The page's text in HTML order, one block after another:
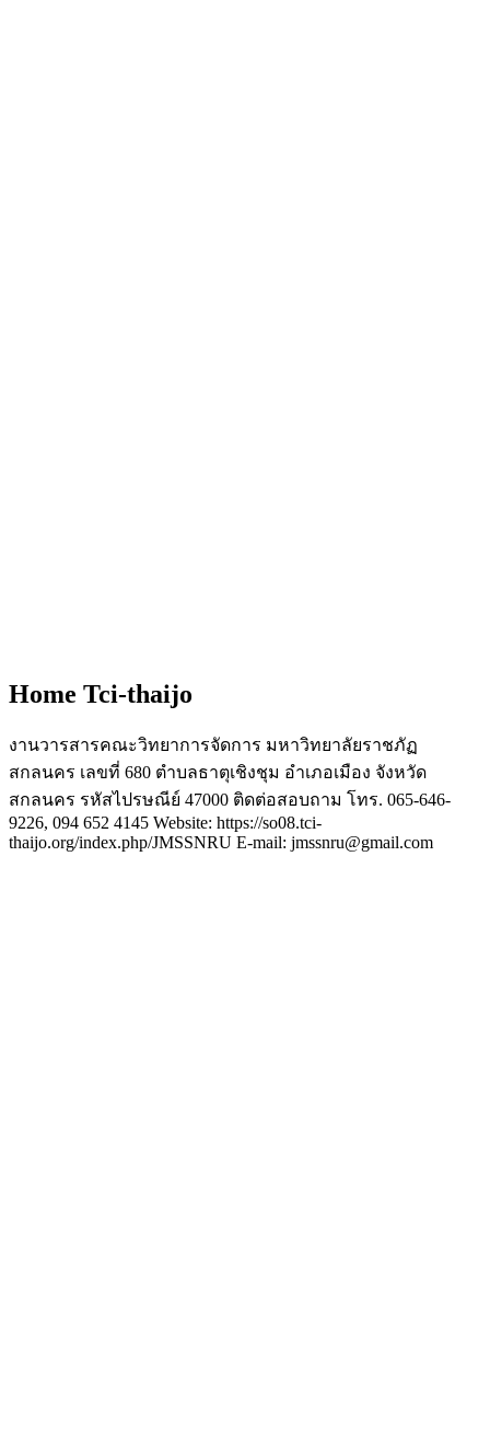
Home Tci-thaijo
งานวารสารคณะวิทยาการจัดการ มหาวิทยาลัยราชภัฏ
สกลนคร เลขที่ 680 ตำบลธาตุเชิงชุม อำเภอเมือง จังหวัด
สกลนคร รหัสไปรษณีย์ 47000 ติดต่อสอบถาม โทร. 065-646-
9226, 094 652 4145 Website: https://so08.tci-
thaijo.org/index.php/JMSSNRU E-mail: jmssnru@gmail.com